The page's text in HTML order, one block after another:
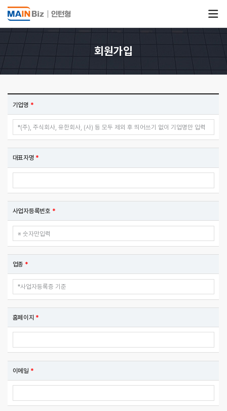
회원가입
기업명 *
대표자명 *
사업자등록번호 *
업종 *
홈페이지 *
이메일 *